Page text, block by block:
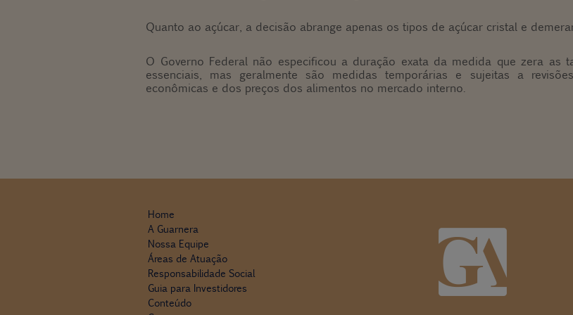
Quanto ao açúcar, a decisão abrange apenas os tipos de açúcar cristal e
O Governo Federal não especificou a duração exata da medida que zera as
essenciais, mas geralmente são medidas temporárias e sujeitas a
econômicas e dos preços dos alimentos no mercado interno.
Home
A Guarnera
Nossa Equipe
Áreas de Atuação
Responsabilidade Social
Guia para Investidores
Conteúdo